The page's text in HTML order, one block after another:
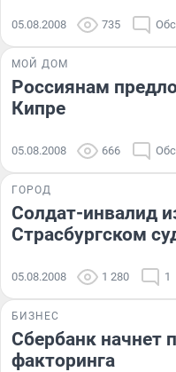
05.08.2008 735
МОЙ ДОМ
Россиянам
Кипре
05.08.2008 666
ГОРОД
Солдат-инвалид
Страсбургском
05.08.2008 1 280 1
БИЗНЕС
Сбербанк начнет
факторинга